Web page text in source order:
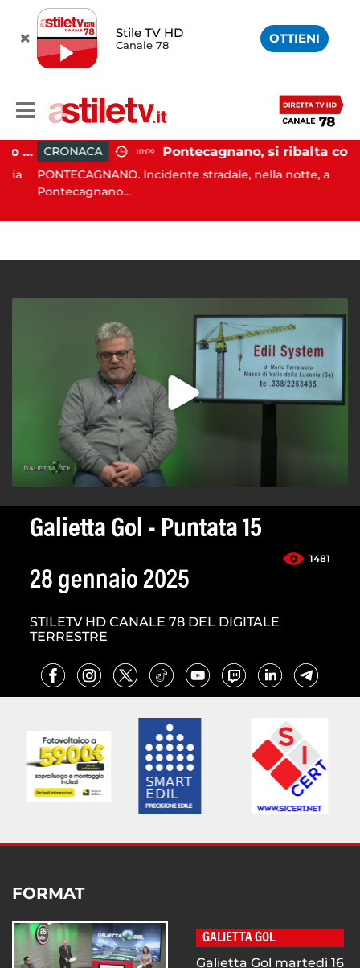
Stile TV HD
Canale 78 OTTIENI
Salerno, ostello sovraffollato nel centro storico: maxi sanzione e trasferimento ospiti CRONACA 10:09 Pontecagnano, si ribalta con l'auto alla rotatoria: giovane ferito
PONTECAGNANO. Incidente stradale, nella notte, a
Pontecagnano...
Galietta Gol - Puntata 15
1481
28 gennaio 2025
STILETV HD CANALE 78 DEL DIGITALE
TERRESTRE
FORMAT
GALIETTA GOL
Galietta Gol martedì 16